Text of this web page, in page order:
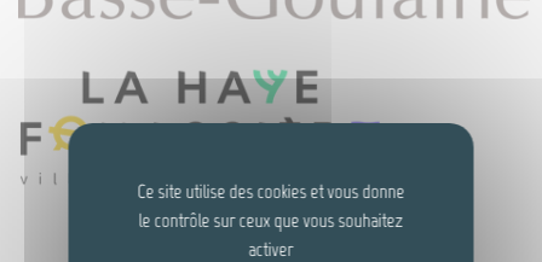
Ce site utilise des cookies et vous donne
le contrôle sur ceux que vous souhaitez
activer